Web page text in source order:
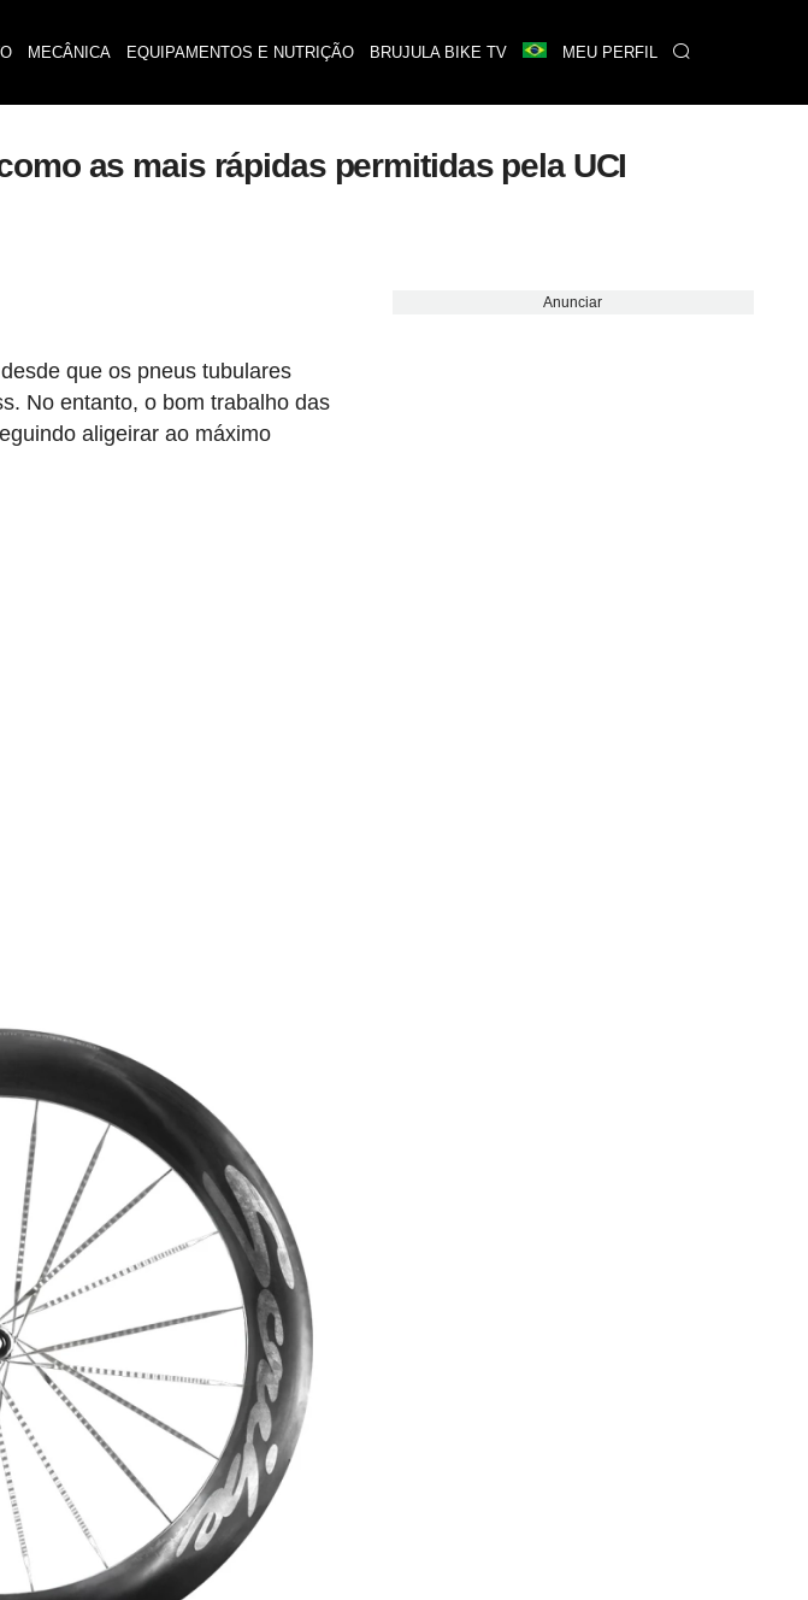
MECÂNICA EQUIPAMENTOS E NUTRIÇÃO BRUJULA BIKE TV MEU PERFIL
as mais rápidas permitidas pela UCI
que os pneus tubulares
No entanto, o bom trabalho das
aligeirar ao máximo
Anunciar